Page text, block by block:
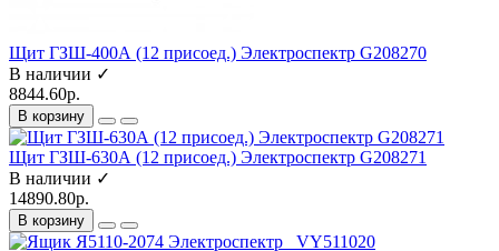
Щит ГЗШ-400А (12 присоед.) Электроспектр G208270
В наличии ✓
8844.60р.
В корзину
Щит ГЗШ-630А (12 присоед.) Электроспектр G208271
В наличии ✓
14890.80р.
В корзину